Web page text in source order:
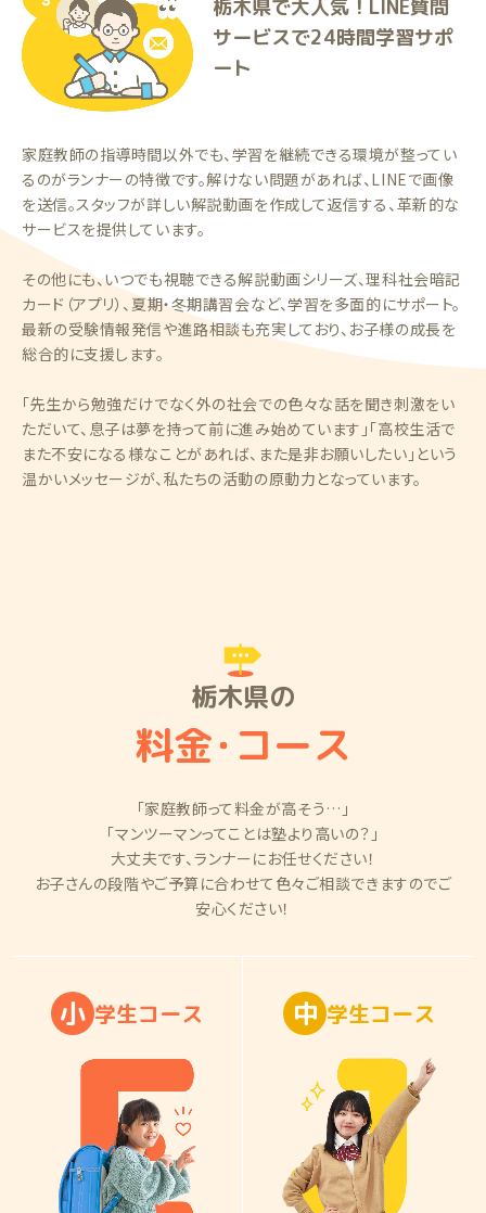
栃木県で大人気！LINE質問
サービスで24時間学習サポ
ート
家庭教師の指導時間以外でも、学習を継続できる環境が整ってい
るのがランナーの特徴です。解けない問題があれば、LINEで画像
を送信。スタッフが詳しい解説動画を作成して返信する、革新的な
サービスを提供しています。
その他にも、いつでも視聴できる解説動画シリーズ、理科社会暗記
カード（アプリ）、夏期・冬期講習会など、学習を多面的にサポート。
最新の受験情報発信や進路相談も充実しており、お子様の成長を
総合的に支援します。
「先生から勉強だけでなく外の社会での色々な話を聞き刺激をい
ただいて、息子は夢を持って前に進み始めています」「高校生活で
また不安になる様なことがあれば、また是非お願いしたい」という
温かいメッセージが、私たちの活動の原動力となっています。
栃木県の
料金・コース
「家庭教師って料金が高そう…」
「マンツーマンってことは塾より高いの？」
大丈夫です、ランナーにお任せください！
お子さんの段階やご予算に合わせて色々ご相談できますのでご
安心ください！
小 学生コース 中 学生コース